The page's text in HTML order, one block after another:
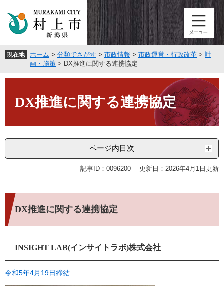
頭
す
飛
し
現在地 ホーム > 分類でさがす > 市政情報 > 市政運営・行政改革 > 計
画・施策 > DX推進に関する連携協定
DX推進に関する連携協定
ページ内目次
記事ID：0096200 更新日：2026年4月1日更新
DX推進に関する連携協定
INSIGHT LAB(インサイトラボ)株式会社
令和5年4月19日締結